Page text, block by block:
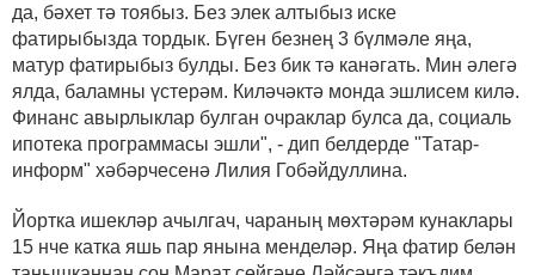
да, бәхет тә тоябыз. Без элек алтыбыз иске
фатирыбызда тордык. Бүген безнең 3 бүлмәле яңа,
матур фатирыбыз булды. Без бик тә канәгать. Мин әлегә
ялда, баламны үстерәм. Киләчәктә монда эшлисем килә.
Финанс авырлыклар булган очраклар булса да, социаль
ипотека программасы эшли", - дип белдерде "Татар-
информ" хәбәрчесенә Лилия Гобәйдуллина.
Йортка ишекләр ачылгач, чараның мөхтәрәм кунаклары
15 нче катка яшь пар янына менделәр. Яңа фатир белән